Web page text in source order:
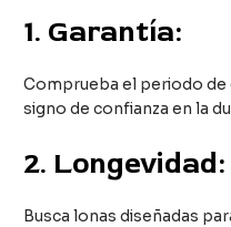
1. Garantía:
Comprueba el periodo
signo de confianza en la
2. Longevidad:
Busca lonas diseñadas